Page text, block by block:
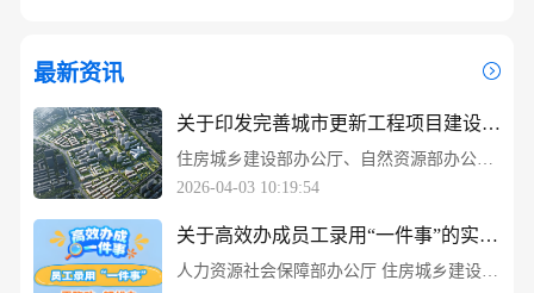
最新资讯
关于印发完善城市更新工程项目建设实施 管理机制可复制经验做法清单的通知
住房城乡建设部办公厅、自然资源部办公厅 关于印发完善城市更新工程项目建设实施 管理机制可复制经验做法清单的通知
2026-04-03 10:19:54
关于高效办成员工录用“一件事”的实施意见
人力资源社会保障部办公厅 住房城乡建设部办公厅 国家医保局办公室关于高效办成员工录用“一件事”的实施意见